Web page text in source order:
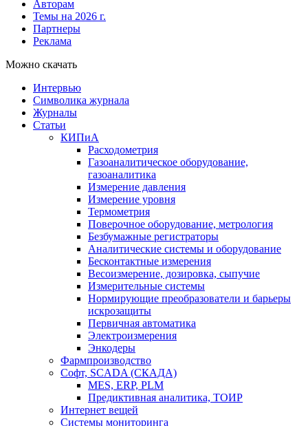
Авторам
Темы на 2026 г.
Партнеры
Реклама
Можно скачать
Интервью
Символика журнала
Журналы
Статьи
КИПиА
Расходометрия
Газоаналитическое оборудование,
газоаналитика
Измерение давления
Измерение уровня
Термометрия
Поверочное оборудование, метрология
Безбумажные регистраторы
Аналитические системы и оборудование
Бесконтактные измерения
Весоизмерение, дозировка, сыпучие
Измерительные системы
Нормирующие преобразователи и барьеры
искрозащиты
Первичная автоматика
Электроизмерения
Энкодеры
Фармпроизводство
Софт, SCADA (СКАДА)
MES, ERP, PLM
Предиктивная аналитика, ТОИР
Интернет вещей
Системы мониторинга